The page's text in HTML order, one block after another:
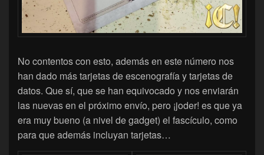
No contentos con esto, además en este número nos
han dado más tarjetas de escenografía y tarjetas de
datos. Que sí, que se han equivocado y nos enviarán
las nuevas en el próximo envío, pero ¡joder! es que ya
era muy bueno (a nivel de gadget) el fascículo, como
para que además incluyan tarjetas…